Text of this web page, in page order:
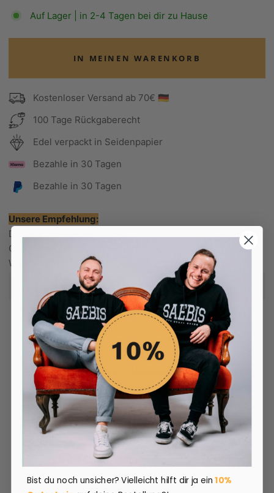
Auf Lager | in 2-4 Tagen bei dir zu Hause
IN MEINEN WARENKORB
Kostenloser Versand ab 70€ 🇩🇪
100 Tage Rückgaberecht
Edel verpackt in Seidenpapier
Bezahle in 30 Tagen
Bezahle in 30 Tagen
Unsere Empfehlung:
Die
Karte eignet sich perfekt als Ergänzung zum
Geschenk.
Wir versprechen dir, das das Geburtstagskind so eine
Glückwunschkarte noch nicht gesehen hat ;).
Kartenfarbe außen: schwarz mit Goldfolie
Kartenfarbe innen: weiß (beschreibbar)
Schriftzug: hochwertige Goldfolie
Abmessungen: 147 x 105mm
SAEBIS®Geschenkkarte eignet sich perfekt für einen
liebevollen, persönlichen und coolen Gruß an die/den
Beschenkte/n.
Wenn dir die „normalen“ Geschenkkarten zu langweilig
sind, dann hast du hier garantiert die perfekte Karte
Die Freude der/des Beschenkten ist garantiert
vorprogrammiert 😍.
mehr...
Abonniere unseren Newsletter und erhalte
10% Rabattfür deine Bestellung!
Übrigens du hast100 Tage Zeit zum Testen. 😌
Bist du noch unsicher?Vielleicht hilft dir ja ein 10%